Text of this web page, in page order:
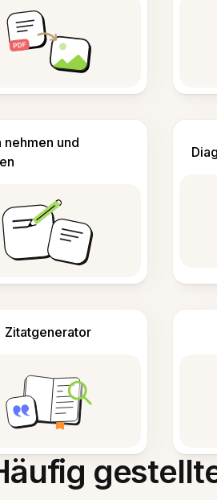
nehmen und
Zitatgenerator